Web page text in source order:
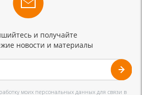
и получайте
новости и материалы
моих персональных данных для связи в